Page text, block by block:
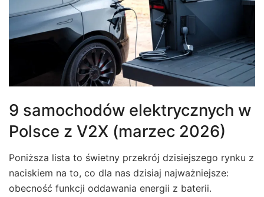
9 samochodów elektrycznych w
Polsce z V2X (marzec 2026)
Poniższa lista to świetny przekrój dzisiejszego rynku z
naciskiem na to, co dla nas dzisiaj najważniejsze:
obecność funkcji oddawania energii z baterii.